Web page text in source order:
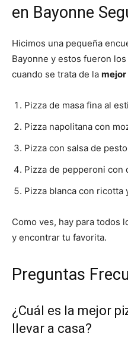
en Bayonne
Hicimos una pequeña
Bayonne y estos fueron
cuando se trata de la
Pizza de masa fina al
Pizza napolitana con
Pizza con salsa de
Pizza de pepperoni con
Pizza blanca con ricotta
Como ves, hay para todos
y encontrar tu favorita.
Preguntas
¿Cuál es la mejor
llevar a casa?